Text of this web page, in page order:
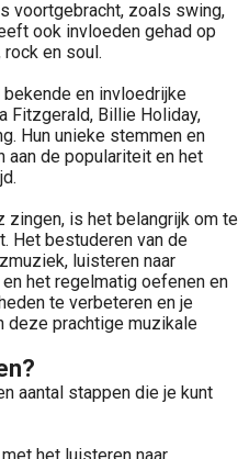
voortgebracht, zoals swing,
ook invloeden gehad op
en soul.
en invloedrijke
Fitzgerald, Billie Holiday,
Hun unieke stemmen en
aan de populariteit en het
is het belangrijk om te
Het bestuderen van de
luisteren naar
het regelmatig oefenen en
te verbeteren en je
deze prachtige muzikale
aantal stappen die je kunt